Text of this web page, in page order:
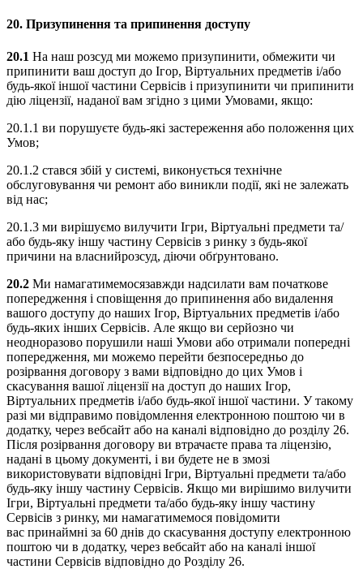
20. Призупинення та припинення доступу
20.1 На наш розсуд ми можемо призупинити, обмежити чи
припинити ваш доступ до Ігор, Віртуальних предметів і/або
будь-якої іншої частини Сервісів і призупинити чи припинити
дію ліцензії, наданої вам згідно з цими Умовами, якщо:
20.1.1 ви порушуєте будь-які застереження або положення цих
Умов;
20.1.2 стався збій у системі, виконується технічне
обслуговування чи ремонт або виникли події, які не залежать
від нас;
20.1.3 ми вирішуємо вилучити Ігри, Віртуальні предмети та/
або будь-яку іншу частину Сервісів з ринку з будь-якої
причини на власнийрозсуд, діючи обґрунтовано.
20.2 Ми намагатимемосязавжди надсилати вам початкове
попередження і сповіщення до припинення або видалення
вашого доступу до наших Ігор, Віртуальних предметів і/або
будь-яких інших Сервісів. Але якщо ви серйозно чи
неодноразово порушили наші Умови або отримали попередні
попередження, ми можемо перейти безпосередньо до
розірвання договору з вами відповідно до цих Умов і
скасування вашої ліцензії на доступ до наших Ігор,
Віртуальних предметів і/або будь-якої іншої частини. У такому
разі ми відправимо повідомлення електронною поштою чи в
додатку, через вебсайт або на каналі відповідно до розділу 26.
Після розірвання договору ви втрачаєте права та ліцензію,
надані в цьому документі, і ви будете не в змозі
використовувати відповідні Ігри, Віртуальні предмети та/або
будь-яку іншу частину Сервісів. Якщо ми вирішимо вилучити
Ігри, Віртуальні предмети та/або будь-яку іншу частину
Сервісів з ринку, ми намагатимемося повідомити
вас принаймні за 60 днів до скасування доступу електронною
поштою чи в додатку, через вебсайт або на каналі іншої
частини Сервісів відповідно до Розділу 26.